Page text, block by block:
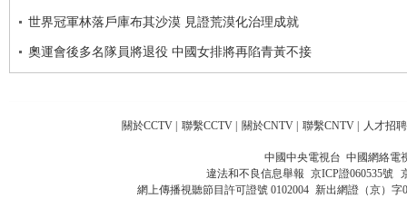
世界冠軍林落戶庫布其沙漠 見證荒漠化治理成就
奧運會後多名隊員將退役 中國女排將再陷青黃不接
關於CCTV | 聯繫CCTV | 關於CNTV | 聯繫CNTV | 人才招聘
中國中央電視台 中國網絡電
違法和不良信息舉報 京ICP證060535號
網上傳播視聽節目許可證號 0102004 新出網證（京）